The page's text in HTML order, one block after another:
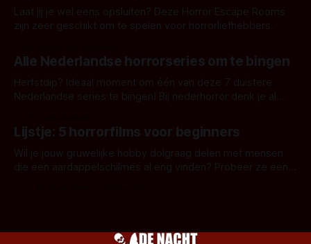
Laat jij je wel eens opsluiten? Deze Horror Escape Rooms
zijn zeer geschikt om te spelen voor horrorliefhebbers.
Alle Nederlandse horrorseries om te bingen
Herfstdip? Ideaal moment om één van deze 7 duistere
Nederlandse series te bingen! Bij nederhorror denk je al
Amsterdamned of The Johnsons. Maar Nederlandse horror
is niet beperkt tot films. Hier een aantal Nederlandse tv-
series uit het duistere of horrorgenre. Als
Lijstje: 5 horrorfilms voor beginners
Wil je jouw gruwelijke hobby dolgraag delen met mensen
die een aardappelschilmes al eng vinden? Probeer ze eens